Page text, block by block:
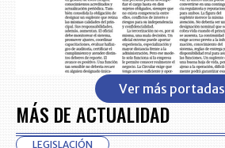
Ver más portadas
MÁS DE ACTUALIDAD
LEGISLACIÓN